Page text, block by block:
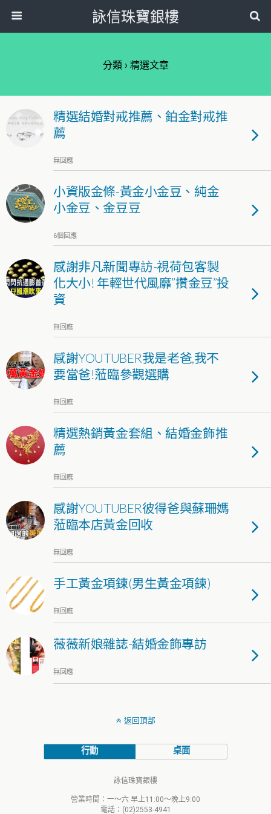
詠信珠寶銀樓
分類 › 精選文章
精選結婚對戒推薦、鉑金對戒推
薦
無回應
小資版金條-黃金小金豆、純金
小金豆、金豆豆
6個回應
感謝非凡新聞專訪-視荷包客製
化大小! 年輕世代風靡”攢金豆”投
資
無回應
感謝YOUTUBER我是老爸,我不
要當爸!蒞臨參觀選購
無回應
精選熱銷黃金套組、結婚金飾推
薦
無回應
感謝YOUTUBER彼得爸與蘇珊媽
蒞臨本店黃金回收
無回應
手工黃金項鍊(男生黃金項鍊)
無回應
薇薇新娘雜誌-結婚金飾專訪
無回應
返回頂部
行動 桌面
詠信珠寶銀樓
營業時間：一～六 早上11:00～晚上9:00
電話：(02)2553-4941